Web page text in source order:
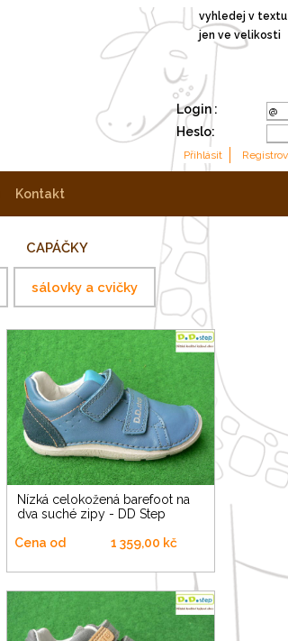
vyhledej v textu
jen ve velikosti
Login :
Heslo:
kontakt
sálovky a cvičky
CAPÁČKY
Nízká celokožená barefoot na
dva suché zipy - DD Step
Cena od 1 359,00 kč